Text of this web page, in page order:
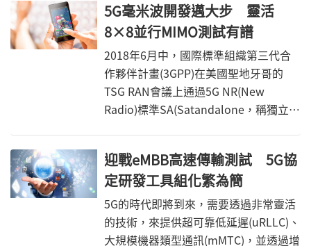
Frequency, RF)測試方法有哪幾種方式
已經被國際標準組織(3GPP：the 3rd
Generation Partnership
Project/CTIA：Cellular
Telecommunications and Internet
Association)允許接受使用，並且讓研發
測試的項目有哪些。
5G毫米波開發邁大步 靈活
8×8並行MIMO測試有譜
2018年6月中，國際標準組織第三代合
作夥伴計畫(3GPP)在美國聖地牙哥的
TSG RAN會議上通過5G NR(New
Radio)標準SA(Satandalone，稱獨立組
術優勢，提供更多創新的發展機會。
迎戰eMBB高速傳輸測試 5G協
定研發工具組化繁為簡
5G的時代即將到來，需要透過非常靈活
的技術，來提供超可靠低延遲(uRLLC)、
大規模機器類型通訊(mMTC)，並透過增